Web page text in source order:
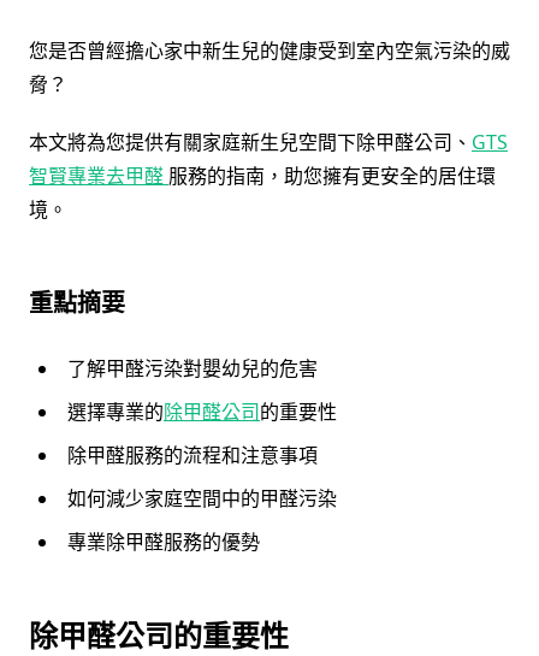
您是否曾經擔心家中新生兒的健康受到室內空氣污染的威
脅？
本文將為您提供有關家庭新生兒空間下除甲醛公司、 GTS
智賢專業去甲醛 服務的指南，助您擁有更安全的居住環
境。
重點摘要
了解甲醛污染對嬰幼兒的危害
選擇專業的除甲醛公司的重要性
除甲醛服務的流程和注意事項
如何減少家庭空間中的甲醛污染
專業除甲醛服務的優勢
除甲醛公司的重要性